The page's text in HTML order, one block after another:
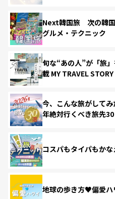
Next韓国旅 次の韓国
グルメ・テクニック
旬な“あの人”が「旅
載 MY TRAVEL STORY
今、こんな旅がして
年絶対行くべき旅先30
コスパもタイパもか
地球の歩き方♥偏愛ハ